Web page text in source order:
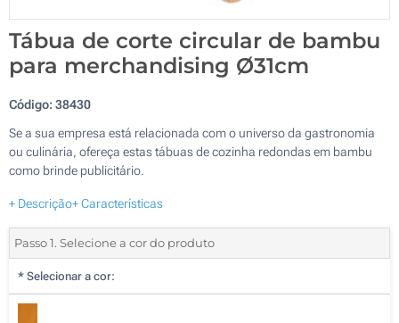
Tábua de corte circular de bambu
para merchandising Ø31cm
Código:38430
Se a sua empresa está relacionada com o universo da gastronomia
ou culinária, ofereça estas tábuas de cozinha redondas em bambu
como brinde publicitário.
+ Descrição+ Características
Passo 1. Selecione a cor do produto
* Selecionar a cor: